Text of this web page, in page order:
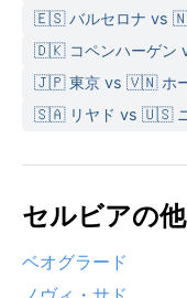
🇪🇸 バルセロナ vs
🇩🇰 コペンハーゲン
🇯🇵 東京 vs 🇻🇳 ホ
🇸🇦 リヤド vs 🇺🇸 ニ
セルビアの
ベオグラード